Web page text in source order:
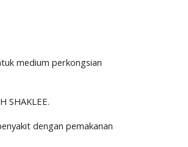
medium perkongsian
SHAKLEE.
dengan pemakanan